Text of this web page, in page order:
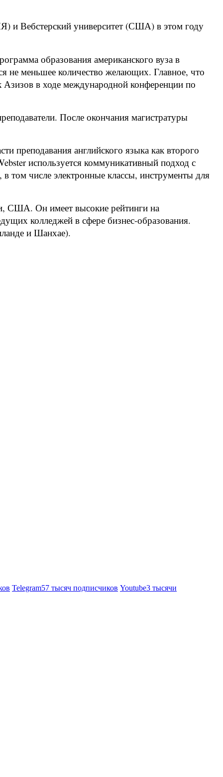
и Вебстерский университет (США) в этом году
образования американского вуза в
не меньшее количество желающих. Главное, что
в ходе международной конференции по
После окончания магистратуры
преподавания английского языка как второго
используется коммуникативный подход с
том числе электронные классы, инструменты для
США. Он имеет высокие рейтинги на
колледжей в сфере бизнес-образования.
и Шанхае).
Telegram57 тысяч подписчиков Youtube3 тысячи